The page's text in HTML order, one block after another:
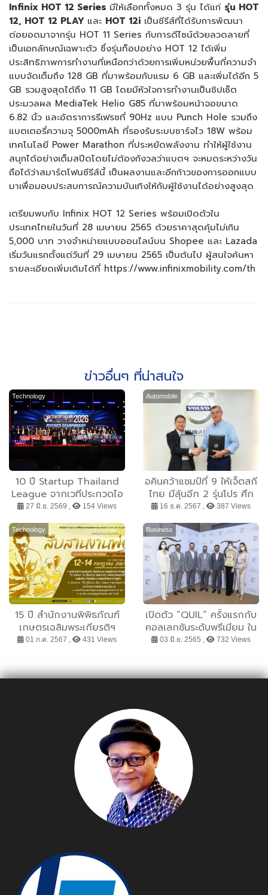
Infinix HOT 12 Series มีให้เลือกทั้งหมด 3 รุ่น ได้แก่ รุ่น HOT
12, HOT 12 PLAY และ HOT 12i เป็นซีรีส์ที่ได้รับการพัฒนา
ต่อยอดมาจากรุ่น HOT 11 Series กับการดีไซน์ด้วยลวดลายที่
เป็นเอกลักษณ์เฉพาะตัว ซึ่งรุ่นท็อปอย่าง HOT 12 ได้เพิ่ม
ประสิทธิภาพการทำงานที่เหนือกว่าด้วยการเพิ่มหน่วยพื้นที่ความจำ
แบบจัดเต็มถึง 128 GB ที่มาพร้อมกับแรม 6 GB และเพิ่มได้อีก 5
GB รวมสูงสุดได้ถึง 11 GB โดยมีหัวใจการทำงานเป็นชิปเซ็ต
ประมวลผล MediaTek Helio G85 ที่มาพร้อมหน้าจอขนาด
6.82 นิ้ว และอัตราการรีเฟรชที่ 90Hz แบบ Punch Hole รวมถึง
แบตเตอรี่ความจุ 5000mAh ที่รองรับระบบชาร์จไว 18W พร้อม
เทคโนโลยี Power Marathon ที่ประหยัดพลังงาน ทำให้ผู้ใช้งาน
สนุกได้อย่างเต็มสปีดโดยไม่ต้องกังวลว่าแบตฯ จะหมดระหว่างวัน
ถือได้ว่าสมาร์ตโฟนซีรีส์นี้ เป็นผลงานและอีกก้าวของการออกแบบ
มาเพื่อมอบประสบการณ์ความบันเทิงให้กับผู้ใช้งานได้อย่างสูงสุด
เตรียมพบกับ Infinix HOT 12 Series พร้อมเปิดตัวใน
ประเทศไทยในวันที่ 28 เมษายน 2565 ด้วยราคาสุดคุ้มไม่เกิน
5,000 บาท วางจำหน่ายแบบออนไลน์บน Shopee และ Lazada
เริ่มวันแรกตั้งแต่วันที่ 29 เมษายน 2565 เป็นต้นไป ผู้สนใจค้นหา
รายละเอียดเพิ่มเติมได้ที่ https://www.infinixmobility.com/th
ข่าวอื่นๆ ที่น่าสนใจ
Technology
10 ปี Startup Thailand
League จากเวทีประกวดไอ
เดีย สู่สนามสร้างผู้ประกอบ
การรุ่นใหม่ของประเทศ
27 มิ.ย. 2569 , 154 Views
Automobile
อคินคว้าแชมป์ที่ 9 ให้เจ็ตสกี
ไทย มีลุ้นอีก 2 รุ่นโปร ศึก
2024 WGP#1 Waterjet
World Cup
16 ธ.ค. 2567 , 387 Views
Technology
15 ปี สำนักงานพิพิธภัณฑ์
เกษตรเฉลิมพระเกียรติฯ
เตรียมจัดใหญ่มหกรรม
Museum”เฉลิมพระเกียรติ
01 ก.ค. 2567 , 431 Views
Business
เปิดตัว “QUIL” ครั้งแรกกับ
คอลเลกชันระดับพรีเมียม ใน
กลุ่ม Premium Collection
03 มิ.ย. 2565 , 732 Views